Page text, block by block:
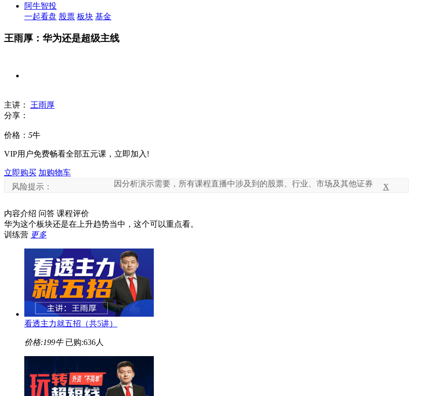
阿牛智投
一起看盘 股票 板块 基金
王雨厚：华为还是超级主线
主讲：
王雨厚
分享：
价格： 5牛
VIP用户免费畅看全部五元课，立即加入!
立即购买 加购物车
风险提示：
因分析演示需要，所有课程直播中涉及到的股票、行业、市场及其他证券，仅供方法参考，
X
内容介绍 问答 课程评价
华为这个板块还是在上升趋势当中，这个可以重点看。
训练营 更多
看透主力就五招（共5讲）
价格:199牛 已购:636人